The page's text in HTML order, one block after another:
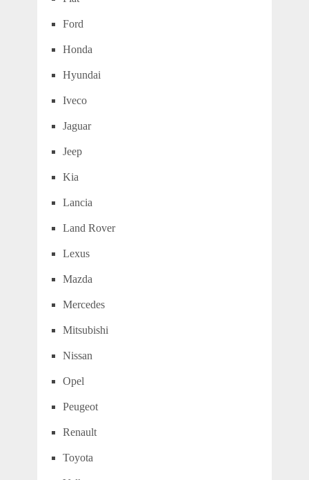
Ford
Honda
Hyundai
Iveco
Jaguar
Jeep
Kia
Lancia
Land Rover
Lexus
Mazda
Mercedes
Mitsubishi
Nissan
Opel
Peugeot
Renault
Toyota